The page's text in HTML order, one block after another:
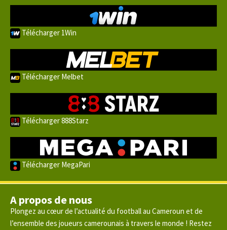
Télécharger 1Win
Télécharger Melbet
Télécharger 888Starz
Télécharger MegaPari
A propos de nous
Plongez au cœur de l’actualité du football au Cameroun et de
l’ensemble des joueurs camerounais à travers le monde ! Restez